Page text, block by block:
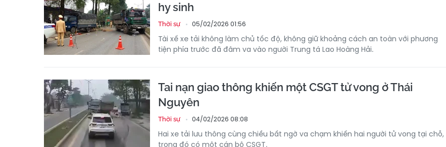
hy sinh
Thời sự 05/02/2026 01:56
Tài xế xe tải không làm chủ tốc độ, không giữ khoảng cách an toàn với phương
tiện phía trước đã đâm va vào người Trung tá Lao Hoàng Hải.
Tai nạn giao thông khiến một CSGT tử vong ở Thái
Nguyên
Thời sự 04/02/2026 08:08
Hai xe tải lưu thông cùng chiều bất ngờ va chạm khiến hai người tử vong tại chỗ,
trong đó có một cán bộ CSGT.